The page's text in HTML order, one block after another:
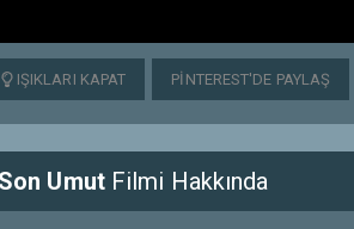
IŞIKLARI KAPAT PINTEREST'DE PAYLAŞ
Son UmutFilmi Hakkında